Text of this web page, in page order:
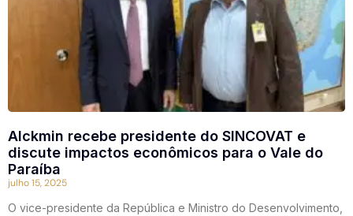
Alckmin recebe presidente do SINCOVAT e
discute impactos econômicos para o Vale do
Paraíba
julho 15, 2025
O vice-presidente da República e Ministro do Desenvolvimento,